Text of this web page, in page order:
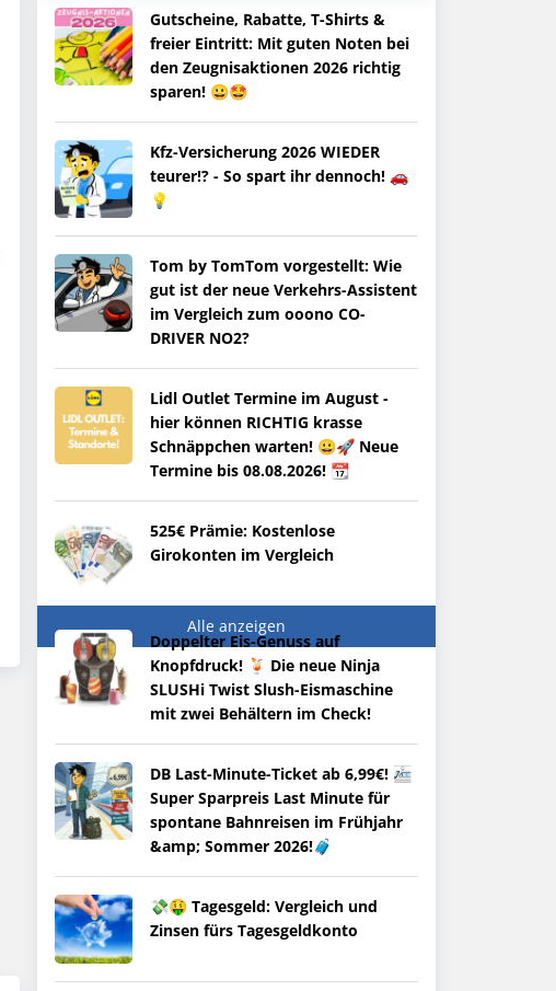
Gutscheine, Rabatte, T-Shirts &
freier Eintritt: Mit guten Noten bei
den Zeugnisaktionen 2026 richtig
sparen! 😀🤩
Kfz-Versicherung 2026 WIEDER
teurer!? - So spart ihr dennoch! 🚗
💡
Tom by TomTom vorgestellt: Wie
gut ist der neue Verkehrs-Assistent
im Vergleich zum ooono CO-
DRIVER NO2?
Lidl Outlet Termine im August -
hier können RICHTIG krasse
Schnäppchen warten! 😀🚀 Neue
Termine bis 08.08.2026! 📆
525€ Prämie: Kostenlose
Girokonten im Vergleich
Alle anzeigen
Doppelter Eis-Genuss auf
Knopfdruck! 🍹 Die neue Ninja
SLUSHi Twist Slush-Eismaschine
mit zwei Behältern im Check!
DB Last-Minute-Ticket ab 6,99€! 🚈
Super Sparpreis Last Minute für
spontane Bahnreisen im Frühjahr
&amp; Sommer 2026!🧳
💸🤑 Tagesgeld: Vergleich und
Zinsen fürs Tagesgeldkonto